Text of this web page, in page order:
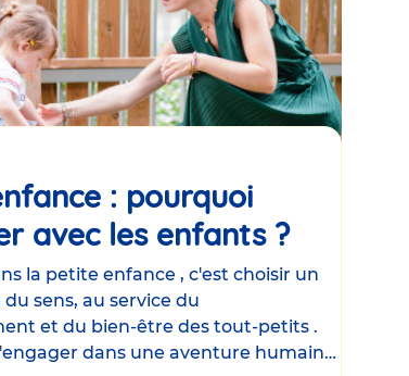
: pourquoi
avec les enfants ?Article
la petite enfance , c'est choisir un
sens, au service du
et du bien-être des tout-petits .
dans une aventure humaine